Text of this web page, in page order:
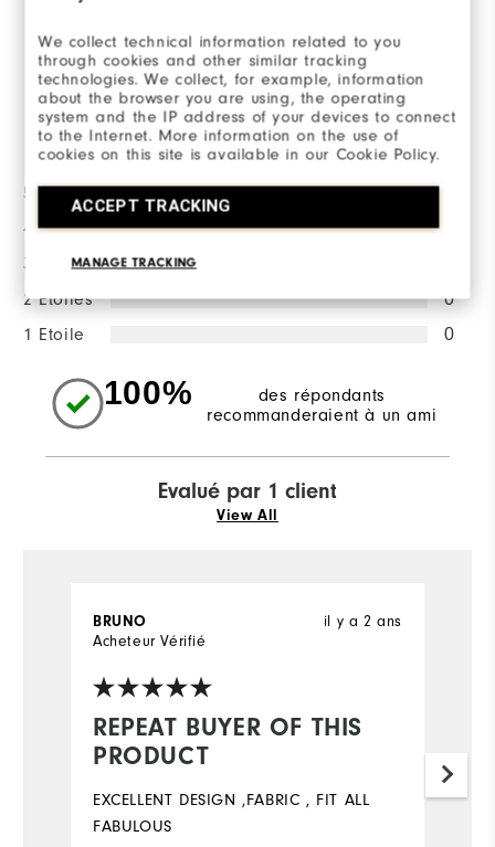
We collect technical information related to you
through cookies and other similar tracking
technologies. We collect, for example, information
about the browser you are using, the operating
system and the IP address of your devices to connect
to the Internet. More information on the use of
cookies on this site is available in our Cookie Policy.
ACCEPT TRACKING
MANAGE TRACKING
RÉDIGER UN AVIS
la répartition des notes
5 Etoiles
4 Etoiles
3 Etoiles
2 Etoiles 0
1 Etoile 0
100%
des répondants
recommanderaient à un ami
Evalué par 1 client
View All
REPEAT BUYER OF THIS
PRODUCT
il y a 2 ans
BRUNO
Acheteur Vérifié
EXCELLENT DESIGN ,FABRIC , FIT ALL
FABULOUS